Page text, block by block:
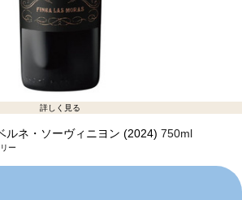
詳しく見る
ルネ・ソーヴィニヨン (2024) 750ml
ー